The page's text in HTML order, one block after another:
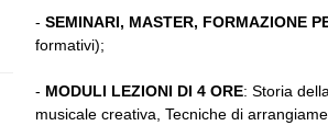
- SEMINARI, MASTER, FORMAZIONE
formativi);
- MODULI LEZIONI DI 4 ORE: Storia
musicale creativa, Tecniche di